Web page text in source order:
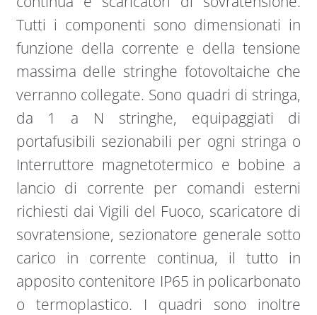
Tutti i componenti sono dimensionati in
funzione della corrente e della tensione
massima delle stringhe fotovoltaiche che
verranno collegate. Sono quadri di stringa,
da 1 a N stringhe, equipaggiati di
portafusibili sezionabili per ogni stringa o
Interruttore magnetotermico e bobine a
lancio di corrente per comandi esterni
richiesti dai Vigili del Fuoco, scaricatore di
sovratensione, sezionatore generale sotto
carico in corrente continua, il tutto in
apposito contenitore IP65 in policarbonato
o termoplastico. I quadri sono inoltre